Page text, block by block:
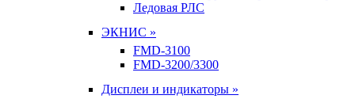
Ледовая РЛС
ЭКНИС »
FMD-3100
FMD-3200/3300
Дисплеи и индикаторы »